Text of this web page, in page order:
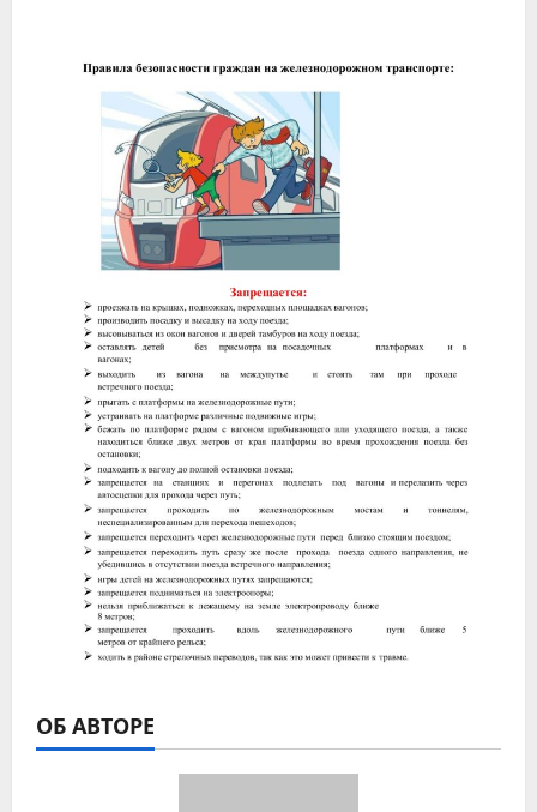
ОБ АВТОРЕ